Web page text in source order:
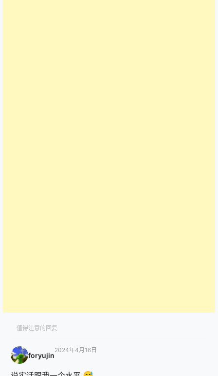
值得注意的回复
foryujin
says:
2024年4月16日